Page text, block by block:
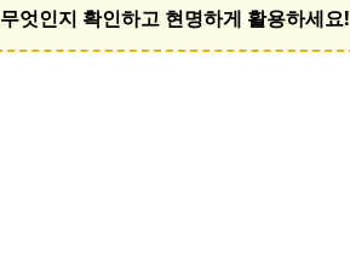
무엇인지 확인하고 현명하게 활용하세요!